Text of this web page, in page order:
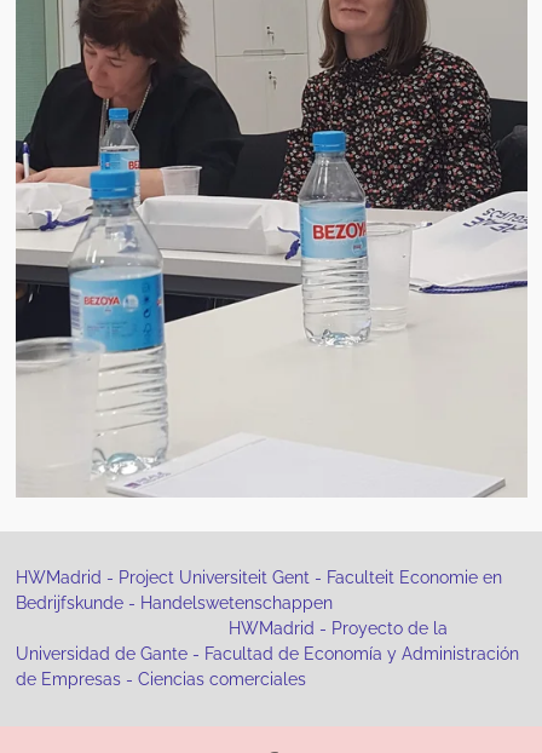
HWMadrid - Project Universiteit Gent - Faculteit Economie en
Bedrijfskunde - Handelswetenschappen
HWMadrid - Proyecto de la
Universidad de Gante - Facultad de Economía y Administración
de Empresas - Ciencias comerciales